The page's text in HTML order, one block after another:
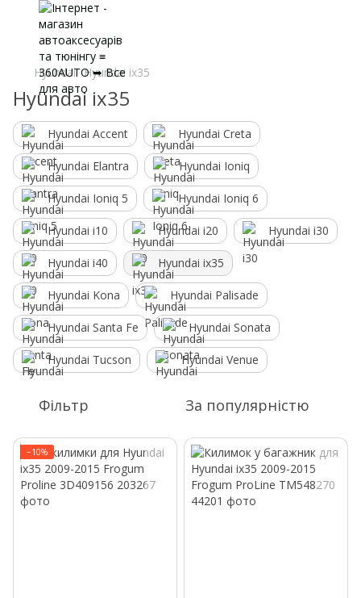
Hyundai Hyundai ix35
Hyundai ix35
Hyundai Accent Hyundai Creta
Hyundai Elantra Hyundai Ioniq
Hyundai Ioniq 5 Hyundai Ioniq 6
Hyundai i10 Hyundai i20 Hyundai i30
Hyundai i40 Hyundai ix35
Hyundai Kona Hyundai Palisade
Hyundai Santa Fe Hyundai Sonata
Hyundai Tucson Hyundai Venue
Фільтр За популярністю
−10%